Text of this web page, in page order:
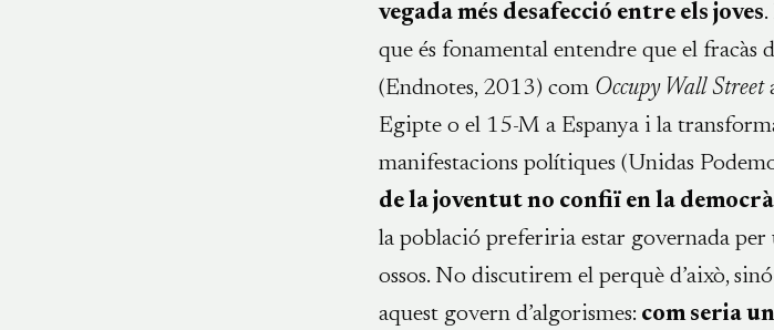
vegada més desafecció entre els joves
que és fonamental entendre que el fracàs
(Endnotes, 2013) com Occupy Wall Street
Egipte o el 15-M a Espanya i la
manifestacions polítiques (Unidas
de la joventut no confiï en la
la població preferiria estar governada
ossos. No discutirem el perquè d’això,
aquest govern d’algorismes: com seria